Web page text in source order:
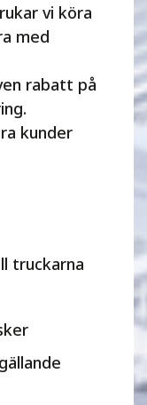
vi köra
med
rabatt på
kunder
truckarna